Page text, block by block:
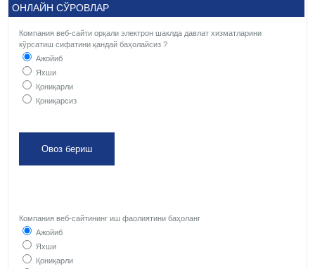
ОНЛАЙН СЎРОВЛАР
Компания веб-сайти орқали электрон шаклда давлат хизматларини
кўрсатиш сифатини қандай баҳолайсиз ?
Ажойиб
Яхши
Қониқарли
Қониқарсиз
Компания веб-сайтининг иш фаолиятини баҳоланг
Ажойиб
Яхши
Қониқарли